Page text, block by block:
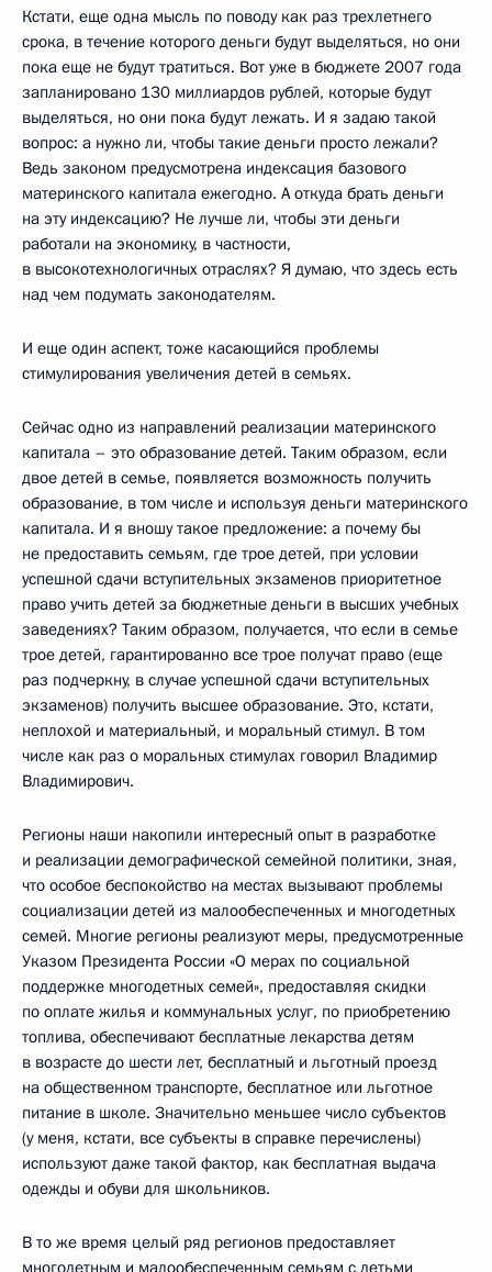
Кстати, еще одна мысль по поводу как раз трехлетнего
срока, в течение которого деньги будут выделяться, но они
пока еще не будут тратиться. Вот уже в бюджете 2007 года
запланировано 130 миллиардов рублей, которые будут
выделяться, но они пока будут лежать. И я задаю такой
вопрос: а нужно ли, чтобы такие деньги просто лежали?
Ведь законом предусмотрена индексация базового
материнского капитала ежегодно. А откуда брать деньги
на эту индексацию? Не лучше ли, чтобы эти деньги
работали на экономику, в частности,
в высокотехнологичных отраслях? Я думаю, что здесь есть
над чем подумать законодателям.
И еще один аспект, тоже касающийся проблемы
стимулирования увеличения детей в семьях.
Сейчас одно из направлений реализации материнского
капитала – это образование детей. Таким образом, если
двое детей в семье, появляется возможность получить
образование, в том числе и используя деньги материнского
капитала. И я вношу такое предложение: а почему бы
не предоставить семьям, где трое детей, при условии
успешной сдачи вступительных экзаменов приоритетное
право учить детей за бюджетные деньги в высших учебных
заведениях? Таким образом, получается, что если в семье
трое детей, гарантированно все трое получат право (еще
раз подчеркну, в случае успешной сдачи вступительных
экзаменов) получить высшее образование. Это, кстати,
неплохой и материальный, и моральный стимул. В том
числе как раз о моральных стимулах говорил Владимир
Владимирович.
Регионы наши накопили интересный опыт в разработке
и реализации демографической семейной политики, зная,
что особое беспокойство на местах вызывают проблемы
социализации детей из малообеспеченных и многодетных
семей. Многие регионы реализуют меры, предусмотренные
Указом Президента России «О мерах по социальной
поддержке многодетных семей», предоставляя скидки
по оплате жилья и коммунальных услуг, по приобретению
топлива, обеспечивают бесплатные лекарства детям
в возрасте до шести лет, бесплатный и льготный проезд
на общественном транспорте, бесплатное или льготное
питание в школе. Значительно меньшее число субъектов
(у меня, кстати, все субъекты в справке перечислены)
используют даже такой фактор, как бесплатная выдача
одежды и обуви для школьников.
В то же время целый ряд регионов предоставляет
многодетным и малообеспеченным семьям с детьми